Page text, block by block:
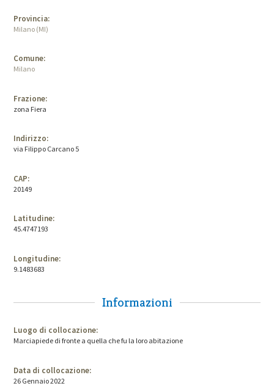
Provincia:
Milano (MI)
Comune:
Milano
Frazione:
zona Fiera
Indirizzo:
via Filippo Carcano 5
CAP:
20149
Latitudine:
45.4747193
Longitudine:
9.1483683
Informazioni
Luogo di collocazione:
Marciapiede di fronte a quella che fu la loro abitazione
Data di collocazione:
26 Gennaio 2022